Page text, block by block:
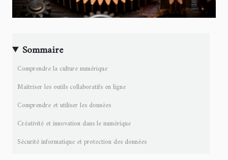
Sommaire
Comprendre la culture numérique
Maîtriser les outils collaboratifs en ligne
Comprendre et utiliser les données
Créativité et innovation dans le numérique
Sécurité informatique et protection des données